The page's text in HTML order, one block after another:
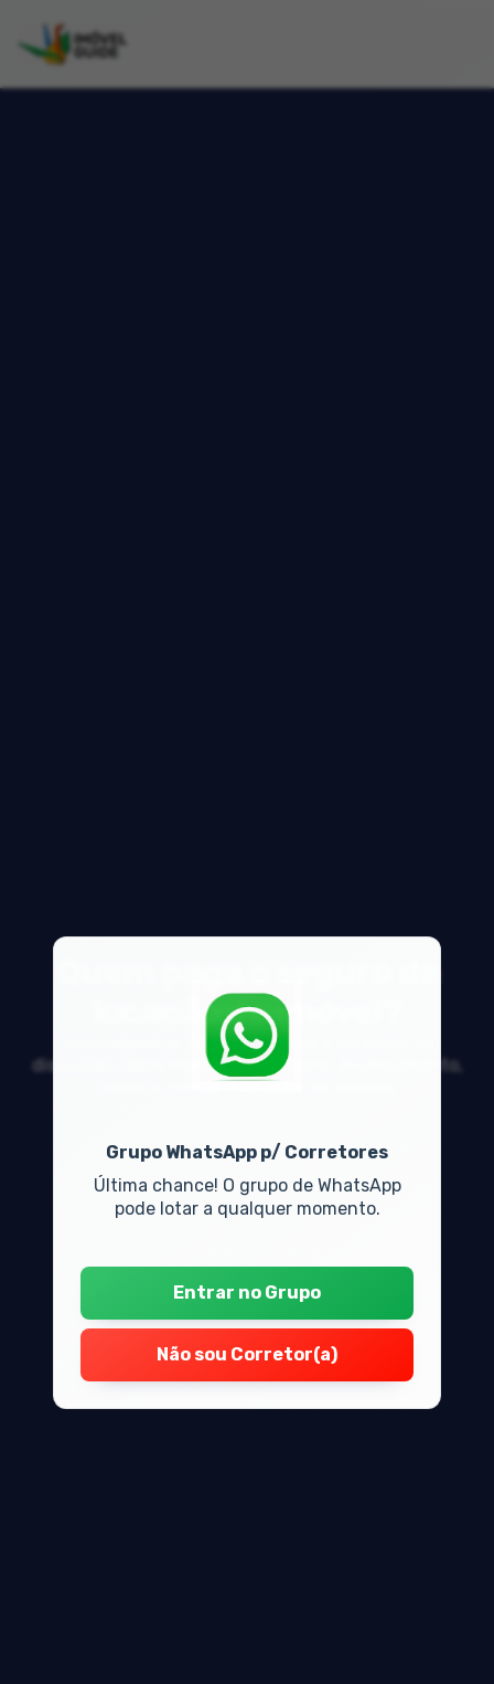
Grupo WhatsApp p/ Corretores
Última chance! O grupo de WhatsApp
pode lotar a qualquer momento.
Entrar no Grupo
Não sou Corretor(a)
locação de imóvel?
Veja respostas de especialistas e participe da
discussão sobre mercado imobiliário, financiamento,
compra, venda e locação de imóveis